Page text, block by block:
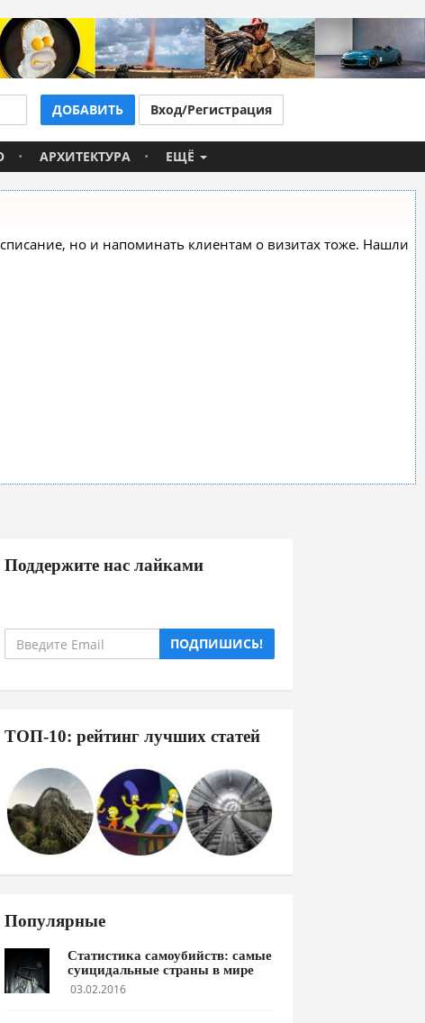
ДОБАВИТЬ Вход/Регистрация
АРХИТЕКТУРА ЕЩЁ
но и напоминать клиентам о визитах тоже. Нашли
Поддержите нас лайками
ПОДПИШИСЬ!
ТОП-10: рейтинг лучших статей
Популярные
Статистика самоубийств: самые
суицидальные страны в мире
03.02.2016